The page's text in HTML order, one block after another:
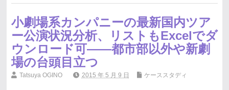
小劇場系カンパニーの最新国内ツア
ー公演状況分析、リストもExcelでダ
ウンロード可――都市部以外や新劇
場の台頭目立つ
Tatsuya OGINO 2015 年 5 月 9 日 ケーススタディ